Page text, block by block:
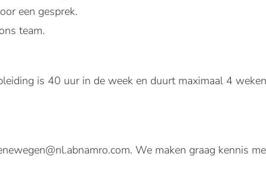
een gesprek.
team.
is 40 uur in de week en duurt maximaal 4
We maken graag kennis